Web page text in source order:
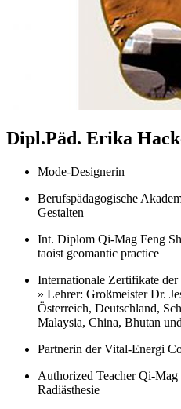
Dipl.Päd. Erika
Mode-Designerin
Berufspädagogische
Gestalten
Int. Diplom Qi-Mag Feng
taoist geomantic practice
Internationale Zertifikate
» Lehrer: Großmeister Dr.
Österreich, Deutschland,
Malaysia, China, Bhutan
Partnerin der Vital-Energi
Authorized Teacher Qi-
Radiästhesie